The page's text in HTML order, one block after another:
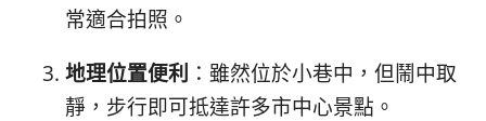
常適合拍照。
地理位置便利 ：雖然位於小巷中，但鬧中取
靜，步行即可抵達許多市中心景點。